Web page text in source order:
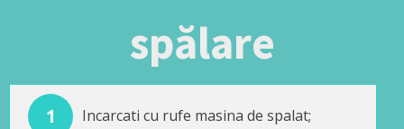
spălare
1 Incarcati cu rufe masina de spalat;